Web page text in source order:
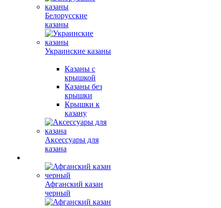
Белорусские
казаны
Украинские казаны
Казаны с
крышкой
Казаны без
крышки
Крышки к
казану
Аксессуары для
казана
Афганский казан
черный